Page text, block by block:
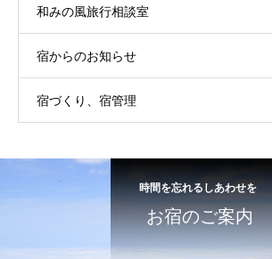
和みの風旅行相談室
宿からのお知らせ
宿づくり、宿管理
時間を忘れるしあわせを
お宿のご案内